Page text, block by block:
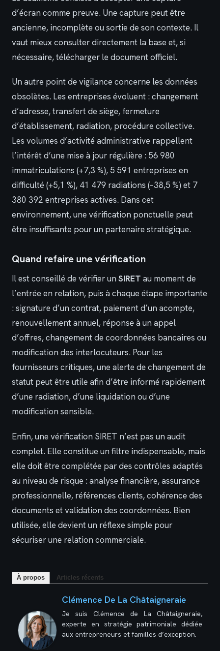
d’écran comme preuve. Une capture peut être
ancienne, incomplète ou sortie de son contexte. Il
vaut mieux consulter directement la base et, si
nécessaire, télécharger le document officiel.
Un autre point de vigilance concerne les données
obsolètes. Les entreprises évoluent : changement
d’adresse, transfert de siège, fermeture
d’établissement, radiation, procédure collective.
Les volumes d’activité administrative rappellent
l’intérêt d’une mise à jour régulière : 56 980
immatriculations (+7,3 %), 5 591 entreprises en
difficulté (+5,1 %), 41 479 radiations (–38,5 %) et 7
380 392 entreprises actives. Dans cet
environnement, une vérification ponctuelle peut
être insuffisante pour un partenaire stratégique.
Quand refaire une vérification
Il est conseillé de vérifier unSIRET au moment de
l’entrée en relation, puis à chaque étape importante
: signature d’un contrat, paiement d’un acompte,
renouvellement annuel, réponse à un appel
d’offres, changement de coordonnées bancaires ou
modification des interlocuteurs. Pour les
fournisseurs critiques, une alerte de changement de
statut peut être utile afin d’être informé rapidement
d’une radiation, d’une liquidation ou d’une
modification sensible.
Enfin, une vérification SIRET n’est pas un audit
complet. Elle constitue un filtre indispensable, mais
elle doit être complétée par des contrôles adaptés
au niveau de risque : analyse financière, assurance
professionnelle, références clients, cohérence des
documents et validation des coordonnées. Bien
utilisée, elle devient un réflexe simple pour
sécuriser une relation commerciale.
À propos Articles récents
Clémence De La Châtaigneraie
Je suis Clémence de La Châtaigneraie,
experte en stratégie patrimoniale dédiée
aux entrepreneurs et familles d’exception.